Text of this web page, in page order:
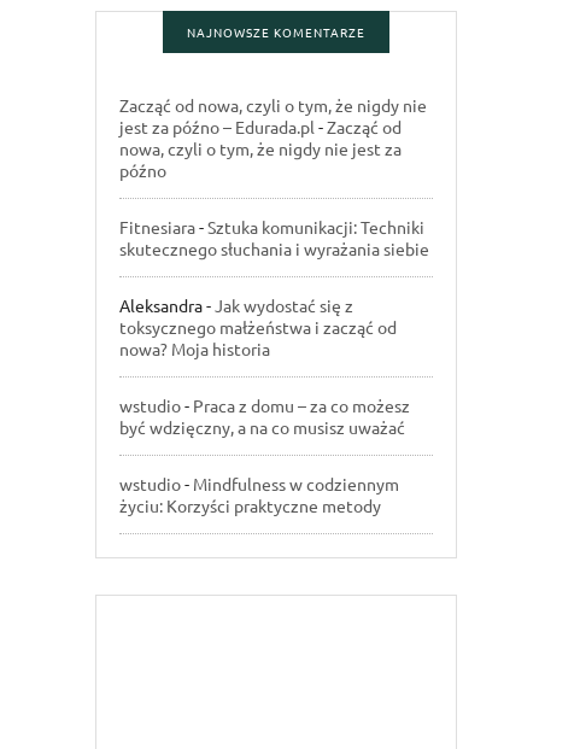
NAJNOWSZE KOMENTARZE
Zacząć od nowa, czyli o tym, że nigdy nie
jest za późno – Edurada.pl -Zacząć od
nowa, czyli o tym, że nigdy nie jest za
późno
Fitnesiara-Sztuka komunikacji: Techniki
skutecznego słuchania i wyrażania siebie
Aleksandra-Jak wydostać się z
toksycznego małżeństwa i zacząć od
nowa? Moja historia
wstudio- Praca z domu – za co możesz
być wdzięczny, a na co musisz uważać
wstudio- Mindfulness w codziennym
życiu: Korzyści praktyczne metody